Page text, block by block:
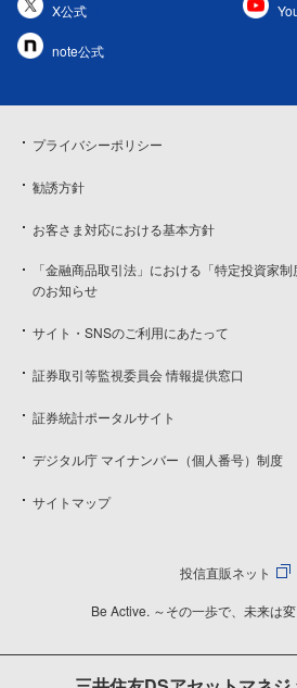
X公式
note公式
プライバシーポリシー
勧誘方針
お客さま対応における基本方針
「金融商品取引法」における「特定投資家
のお知らせ
サイト・SNSのご利用にあたって
証券取引等監視委員会 情報提供窓口
証券統計ポータルサイト
デジタル庁 マイナンバー（個人番号）制度
サイトマップ
投信直販ネット
Be Active. ～その一歩で、未来は